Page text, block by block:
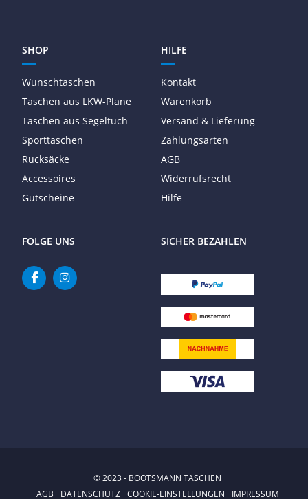
SHOP
Wunschtaschen
Taschen aus LKW-Plane
Taschen aus Segeltuch
Sporttaschen
Rucksäcke
Accessoires
Gutscheine
HILFE
Kontakt
Warenkorb
Versand & Lieferung
Zahlungsarten
AGB
Widerrufsrecht
Hilfe
FOLGE UNS SICHER BEZAHLEN
© 2023 - BOOTSMANN TASCHEN
AGB
DATENSCHUTZ COOKIE-EINSTELLUNGEN IMPRESSUM